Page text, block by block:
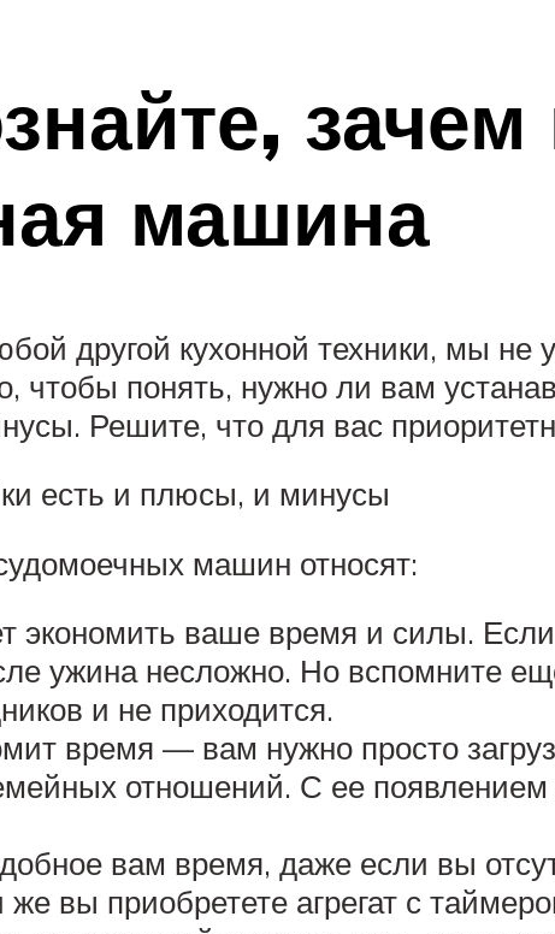
машина
другой кухонной техники, мы не
чтобы понять, нужно ли вам
Решите, что для вас
есть и плюсы, и минусы
машин относят:
экономить ваше время и силы.
ужина несложно. Но вспомните
и не приходится.
время — вам нужно просто
отношений. С ее
вам время, даже если вы
вы приобретете агрегат с